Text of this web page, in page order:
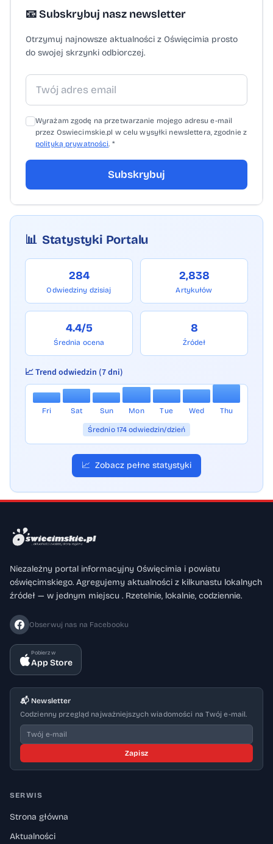
📧 Subskrybuj nasz newsletter
Otrzymuj najnowsze aktualności z Oświęcimia prosto
do swojej skrzynki odbiorczej.
Wyrażam zgodę na przetwarzanie mojego adresu e-mail
przez Oswiecimskie.pl w celu wysyłki newslettera, zgodnie z
polityką prywatności . *
Subskrybuj
📊 Statystyki Portalu
284
Odwiedziny dzisiaj
2,838
Artykułów
4.4/5
Średnia ocena
8
Źródeł
📈 Trend odwiedzin (7 dni)
Fri Sat Sun Mon Tue Wed Thu
Średnio 174 odwiedzin/dzień
📈 Zobacz pełne statystyki
Niezależny portal informacyjny Oświęcimia i powiatu
oświęcimskiego. Agregujemy aktualności z kilkunastu lokalnych
źródeł — w jednym miejscu . Rzetelnie, lokalnie, codziennie.
Obserwuj nas na Facebooku
Pobierz w
App Store
📬 Newsletter
Codzienny przegląd najważniejszych wiadomości na Twój e-mail.
Zapisz
SERWIS
Strona główna
Aktualności